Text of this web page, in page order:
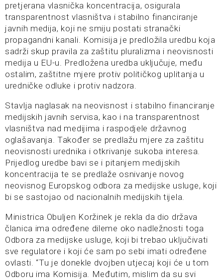
pretjerana vlasnička koncentracija, osigurala
transparentnost vlasništva i stabilno financiranje
javnih medija, koji ne smiju postati stranački
propagandni kanali. Komisija je predložila uredbu koja
sadrži skup pravila za zaštitu pluralizma i neovisnosti
medija u EU-u. Predložena uredba uključuje, među
ostalim, zaštitne mjere protiv političkog uplitanja u
uredničke odluke i protiv nadzora.
Stavlja naglasak na neovisnost i stabilno financiranje
medijskih javnih servisa, kao i na transparentnost
vlasništva nad medijima i raspodjele državnog
oglašavanja. Također se predlažu mjere za zaštitu
neovisnosti urednika i otkrivanje sukoba interesa.
Prijedlog uredbe bavi se i pitanjem medijskih
koncentracija te se predlaže osnivanje novog
neovisnog Europskog odbora za medijske usluge, koji
bi se sastojao od nacionalnih medijskih tijela.
Ministrica Obuljen Koržinek je rekla da dio država
članica ima određene dileme oko nadležnosti toga
Odbora za medijske usluge, koji bi trebao uključivati
sve regulatore i koji će sam po sebi imati određene
ovlasti. “Tu je donekle dvojben utjecaj koji će u tom
Odboru ima Komisija. Međutim, mislim da su svi